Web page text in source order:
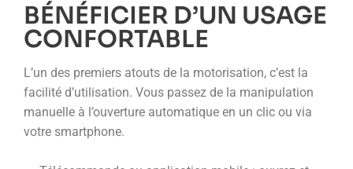
BÉNÉFICIER D’UN USAGE
CONFORTABLE
L’un des premiers atouts de la motorisation, c’est la
facilité d’utilisation. Vous passez de la manipulation
manuelle à l’ouverture automatique en un clic ou via
votre smartphone.